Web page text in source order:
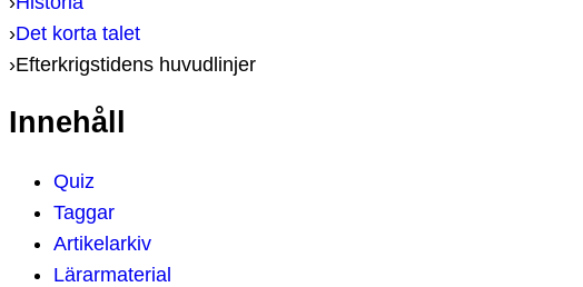
›Det korta talet
›Efterkrigstidens huvudlinjer
Innehåll
Quiz
Taggar
Artikelarkiv
Lärarmaterial